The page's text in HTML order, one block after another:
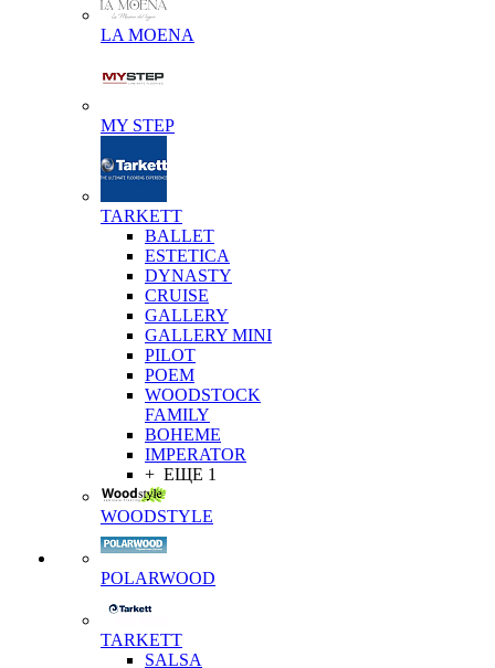
LA MOENA
MY STEP
TARKETT
BALLET
ESTETICA
DYNASTY
CRUISE
GALLERY
GALLERY MINI
PILOT
POEM
WOODSTOCK
FAMILY
BOHEME
IMPERATOR
+ ЕЩЕ 1
WOODSTYLE
POLARWOOD
TARKETT
SALSA